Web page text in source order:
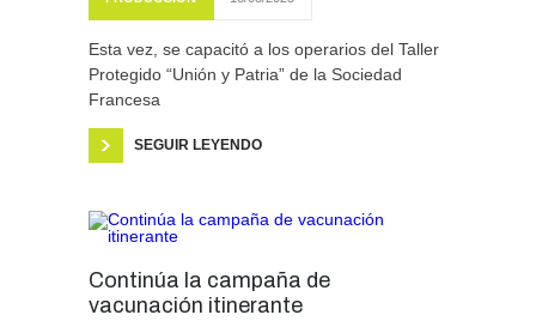
Esta vez, se capacitó a los operarios del Taller
Protegido “Unión y Patria” de la Sociedad
Francesa
SEGUIR LEYENDO
Continúa la campaña de
vacunación itinerante